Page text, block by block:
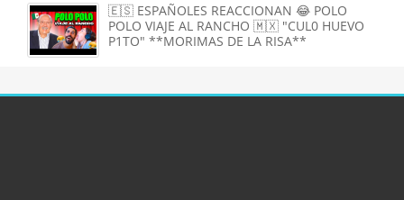
🇪🇸 ESPAÑOLES REACCIONAN 😂 POLO
POLO VIAJE AL RANCHO 🇲🇽 "CUL0 HUEVO
P1TO" **MORIMAS DE LA RISA**